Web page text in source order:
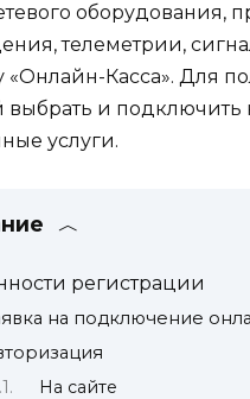
оборудования,
телеметрии,
«Онлайн-Касса». Для
и подключить
услуги.
регистрации
на подключение
На сайте